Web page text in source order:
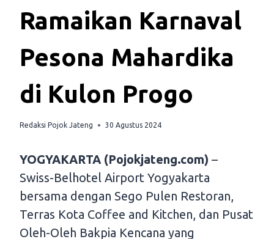
Ramaikan Karnaval
Pesona Mahardika
di Kulon Progo
Redaksi Pojok Jateng 30 Agustus 2024
YOGYAKARTA (Pojokjateng.com) –
Swiss-Belhotel Airport Yogyakarta
bersama dengan Sego Pulen Restoran,
Terras Kota Coffee and Kitchen, dan Pusat
Oleh-Oleh Bakpia Kencana yang